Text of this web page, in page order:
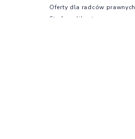
Oferty dla radców prawnych
Strefa aplikanta